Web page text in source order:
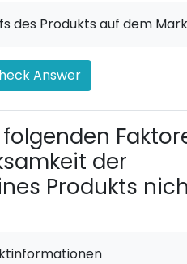
des Produkts auf dem
Answer
der
Produkts